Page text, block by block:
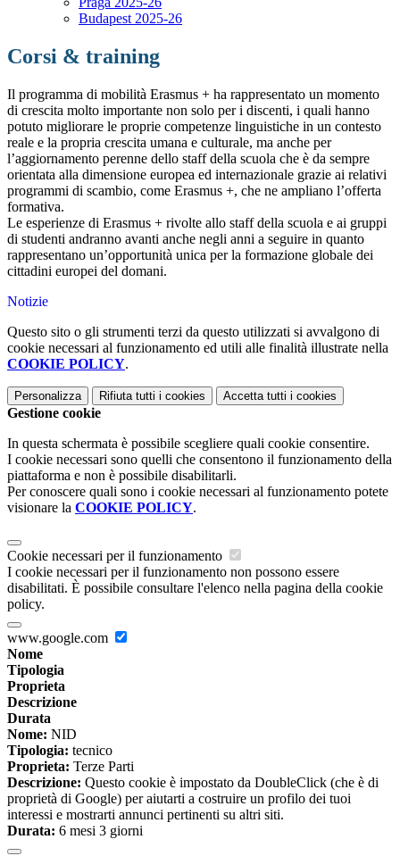
Budapest 2025-26
Corsi & training
Il programma di mobilità Erasmus + ha rappresentato un momento
di crescita molto importante non solo per i discenti, i quali hanno
potuto migliorare le proprie competenze linguistiche in un contesto
reale e la propria crescita umana e culturale, ma anche per
l’aggiornamento perenne dello staff della scuola che è da sempre
orientata alla dimensione europea ed internazionale grazie ai relativi
programmi di scambio, come Erasmus +, che ne ampliano l’offerta
formativa.
Le esperienze di Erasmus + rivolte allo staff della scuola e ai gruppi
di studenti andranno avanti anche negli anni a seguire in quanto
rappresentano un’opportunità unica per la formazione globale dei
cittadini europei del domani.
Notizie
Questo sito o gli strumenti terzi da questo utilizzati si avvalgono di
cookie necessari al funzionamento ed utili alle finalità illustrate nella
COOKIE POLICY.
Personalizza Rifiuta tutti i cookies Accetta tutti i cookies
Gestione cookie
In questa schermata è possibile scegliere quali cookie consentire.
I cookie necessari sono quelli che consentono il funzionamento della
piattaforma e non è possibile disabilitarli.
Per conoscere quali sono i cookie necessari al funzionamento potete
visionare la COOKIE POLICY.
Cookie necessari per il funzionamento
I cookie necessari per il funzionamento non possono essere
disabilitati. È possibile consultare l'elenco nella pagina della cookie
policy.
www.google.com
Nome
Tipologia
Proprieta
Descrizione
Durata
Nome: NID
Tipologia: tecnico
Proprieta: Terze Parti
Descrizione: Questo cookie è impostato da DoubleClick (che è di
proprietà di Google) per aiutarti a costruire un profilo dei tuoi
interessi e mostrarti annunci pertinenti su altri siti.
Durata: 6 mesi 3 giorni